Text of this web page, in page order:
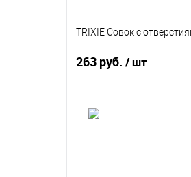
TRIXIE Совок с
263 руб. / шт